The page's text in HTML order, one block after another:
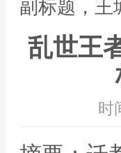
副标题，王
乱世王
时